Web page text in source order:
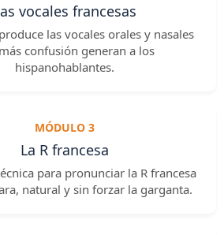
vocales francesas
las vocales orales y nasales
confusión generan a los
hispanohablantes.
MÓDULO 3
La R francesa
para pronunciar la R francesa
natural y sin forzar la garganta.